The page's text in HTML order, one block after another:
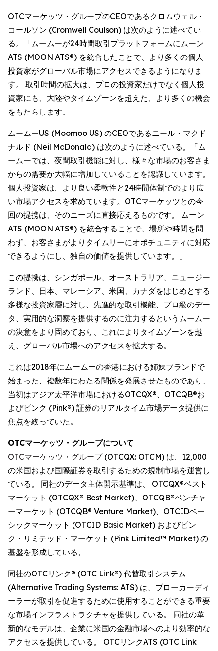
OTCマーケッツ・グループのCEOであるクロムウェル・
コールソン (Cromwell Coulson) は次のように述べてい
る。「ムームーが24時間取引プラットフォームにムーン
ATS (MOON ATS®) を統合したことで、より多くの個人
投資家がグローバル市場にアクセスできるようになりま
す。 取引時間の拡大は、プロの投資家だけでなく個人投
資家にも、大陸やタイムゾーンを超えた、より多くの機会
をもたらします。」
ムームーUS (Moomoo US) のCEOであるニール・マクド
ナルド (Neil McDonald) は次のように述べている。「ム
ームーでは、夜間取引機能に対し、様々な市場のお客さま
からの需要が大幅に増加していることを認識しています。
個人投資家は、より良い柔軟性と24時間体制でのより広
い市場アクセスを求めています。OTCマーケッツとの今
回の提携は、そのニーズに直接応えるものです。 ムーン
ATS (MOON ATS®) を統合することで、場所や時間を問
わず、お客さまがよりタイムリーにオポチュニティに対応
できるようにし、独自の価値を提供しています。」
この提携は、シンガポール、オーストラリア、ニュージー
ランド、日本、マレーシア、米国、カナダをはじめとする
多様な投資家層に対し、先進的な取引機能、プロ級のデー
タ、実用的な洞察を提供するのに注力するというムームー
の決意をより固めており、これによりタイムゾーンを越
え、グローバル市場へのアクセスを拡大する。
これは2018年にムームーの香港における姉妹ブランドで
始まった、複数年にわたる関係を発展させたものであり、
当初はアジア太平洋市場におけるOTCQX®、OTCQB®お
よびピンク (Pink®) 証券のリアルタイム市場データ提供に
焦点を絞っていた。
OTCマーケッツ・グループについて
OTCマーケッツ・グループ(OTCQX: OTCM) は、12,000
の米国および国際証券を取引するための規制市場を運営し
ている。 同社のデータ主体開示基準は、 OTCQX®ベスト
マーケット (OTCQX® Best Market)、OTCQB®ベンチャ
ーマーケット (OTCQB® Venture Market)、OTCIDベー
シックマーケット (OTCID Basic Market) およびピン
ク・リミテッド・マーケット (Pink Limited™ Market) の
基盤を形成している。
同社のOTCリンク® (OTC Link®) 代替取引システム
(Alternative Trading Systems: ATS) は、ブローカーディ
ーラーが取引を促進するために使用することができる重要
な市場インフラストラクチャを提供している。 同社の革
新的なモデルは、企業に米国の金融市場へのより効率的な
アクセスを提供している。 OTCリンクATS (OTC Link